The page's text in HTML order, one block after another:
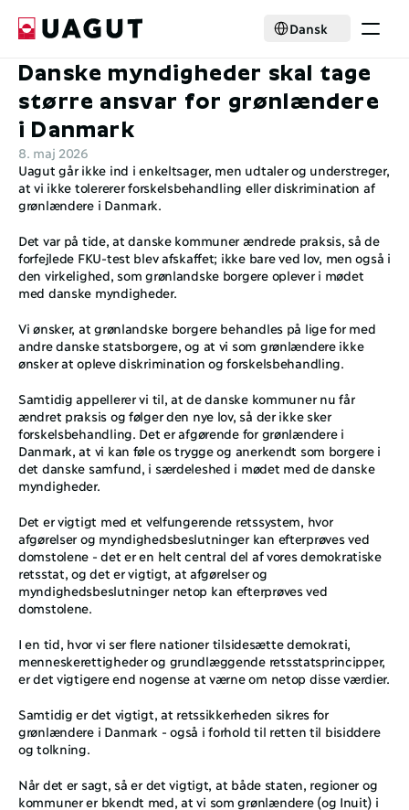
Select Language
Dansk
Krisehjælp
Medlemskab
Nyheder
Samarbejde
Om foreningen
Select Language
Bliv medlem
Danske myndigheder skal tage
større ansvar for grønlændere
i Danmark
8. maj 2026
Uagut går ikke ind i enkeltsager, men udtaler og understreger,
at vi ikke tolererer forskelsbehandling eller diskrimination af
grønlændere i Danmark.
Det var på tide, at danske kommuner ændrede praksis, så de
forfejlede FKU-test blev afskaffet; ikke bare ved lov, men også i
den virkelighed, som grønlandske borgere oplever i mødet
med danske myndigheder.
Vi ønsker, at grønlandske borgere behandles på lige for med
andre danske statsborgere, og at vi som grønlændere ikke
ønsker at opleve diskrimination og forskelsbehandling.
Samtidig appellerer vi til, at de danske kommuner nu får
ændret praksis og følger den nye lov, så der ikke sker
forskelsbehandling. Det er afgørende for grønlændere i
Danmark, at vi kan føle os trygge og anerkendt som borgere i
det danske samfund, i særdeleshed i mødet med de danske
myndigheder.
Det er vigtigt med et velfungerende retssystem, hvor
afgørelser og myndighedsbeslutninger kan efterprøves ved
domstolene - det er en helt central del af vores demokratiske
retsstat, og det er vigtigt, at afgørelser og
myndighedsbeslutninger netop kan efterprøves ved
domstolene.
I en tid, hvor vi ser flere nationer tilsidesætte demokrati,
menneskerettigheder og grundlæggende retsstatsprincipper,
Samtidig er det vigtigt, at retssikkerheden sikres for
grønlændere i Danmark - også i forhold til retten til bisiddere
og tolkning.
Når det er sagt, så er det vigtigt, at både staten, regioner og
kommuner er bkendt med, at vi som grønlændere (og Inuit) i